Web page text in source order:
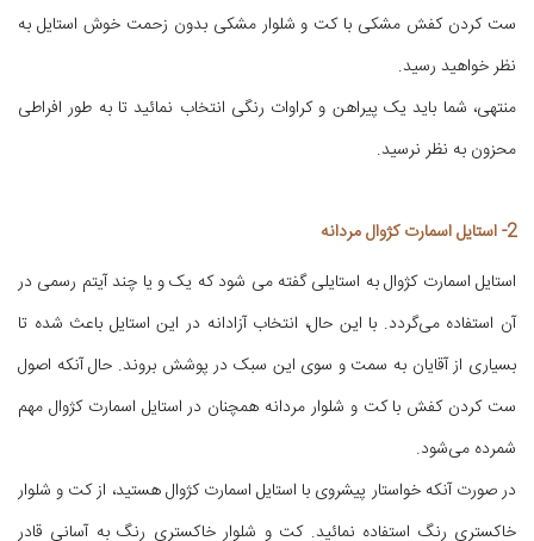
ست کردن کفش مشکی با کت و شلوار مشکی بدون زحمت خوش استایل به
نظر خواهید رسید.
منتهی، شما باید یک پیراهن و کراوات رنگی انتخاب نمائید تا به طور افراطی
محزون به نظر نرسید.
2- استایل اسمارت کژوال مردانه
استایل اسمارت کژوال به استایلی گفته می شود که یک و یا چند آیتم رسمی در
آن استفاده می‌گردد. با این حال، انتخاب آزادانه در این استایل باعث شده تا
بسیاری از آقایان به سمت و سوی این سبک در پوشش بروند. حال آنکه اصول
ست کردن کفش با کت و شلوار مردانه همچنان در استایل اسمارت کژوال مهم
شمرده می‌شود.
در صورت آنکه خواستار پیشروی با استایل اسمارت کژوال هستید، از کت و شلوار
خاکستری رنگ استفاده نمائید. کت و شلوار خاکستری رنگ به آسانی قادر